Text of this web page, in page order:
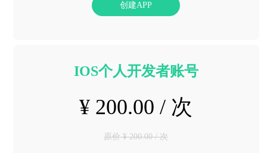
创建APP
IOS个人开发者账号
¥ 200.00 / 次
原价 ¥ 200.00 / 次